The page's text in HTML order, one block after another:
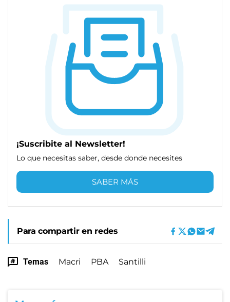
¡Suscribite al Newsletter!
Lo que necesitas saber, desde donde necesites
SABER MÁS
Para compartir en redes
Temas Macri PBA Santilli